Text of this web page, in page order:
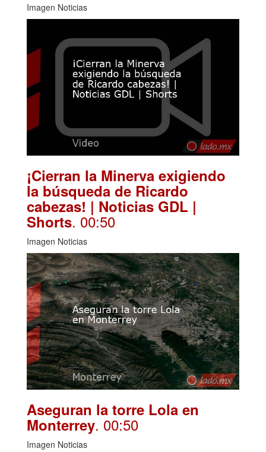
Imagen Noticias
¡Cierran la Minerva exigiendo
la búsqueda de Ricardo
cabezas! | Noticias GDL |
Shorts. 00:50
Imagen Noticias
Aseguran la torre Lola en
Monterrey. 00:50
Imagen Noticias